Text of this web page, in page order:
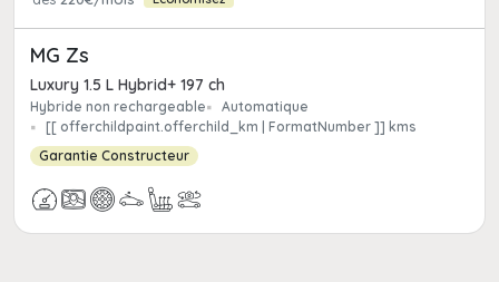
MG Zs
Luxury 1.5 L Hybrid+ 197 ch
Hybride non rechargeable
Automatique
[[ offerchildpaint.offerchild_km | FormatNumber ]] kms
Garantie Constructeur